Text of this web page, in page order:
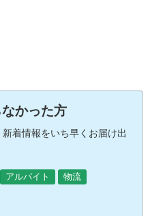
かった方
着情報をいち早くお届け出
アルバイト
物流